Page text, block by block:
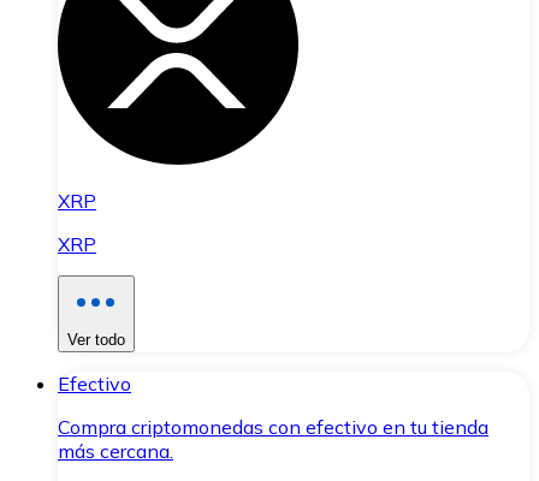
XRP
XRP
Ver todo
Efectivo
Compra criptomonedas con efectivo en tu tienda
más cercana.